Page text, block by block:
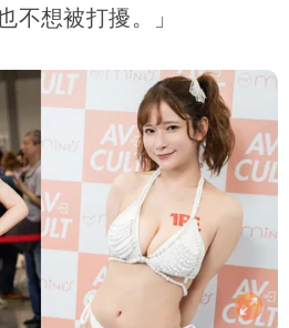
不想被打擾。」